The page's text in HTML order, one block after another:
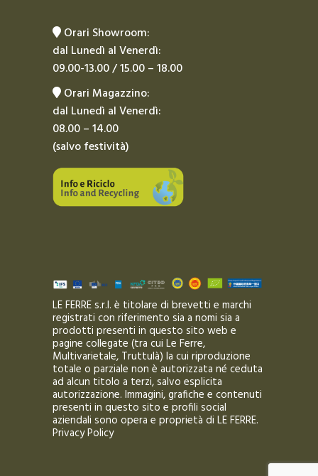
Orari Showroom:
dal Lunedì al Venerdì:
09.00-13.00 / 15.00 – 18.00
Orari Magazzino:
dal Lunedì al Venerdì:
08.00 – 14.00
(salvo festività)
LE FERRE s.r.l. è titolare di brevetti e marchi
registrati con riferimento sia a nomi sia a
prodotti presenti in questo sito web e
pagine collegate (tra cui Le Ferre,
Multivarietale, Truttulà) la cui riproduzione
totale o parziale non è autorizzata né ceduta
ad alcun titolo a terzi, salvo esplicita
autorizzazione. Immagini, grafiche e contenuti
presenti in questo sito e profili social
aziendali sono opera e proprietà di LE FERRE.
Privacy Policy